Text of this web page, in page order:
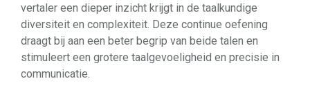
vertaler een dieper inzicht krijgt in de taalkundige
diversiteit en complexiteit. Deze continue oefening
draagt bij aan een beter begrip van beide talen en
stimuleert een grotere taalgevoeligheid en precisie in
communicatie.